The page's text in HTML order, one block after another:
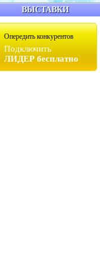
Опередить конкурентов
Подключить
ЛИДЕР бесплатно
ВЫСТАВКИ